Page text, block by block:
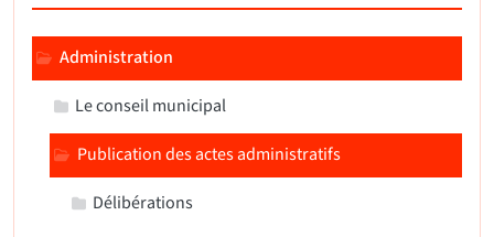
Administration
Le conseil municipal
Publication des actes administratifs
Délibérations